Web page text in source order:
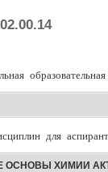
для
ХИМИИ